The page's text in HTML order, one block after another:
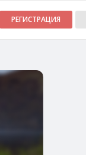
РЕГИСТРАЦИЯ